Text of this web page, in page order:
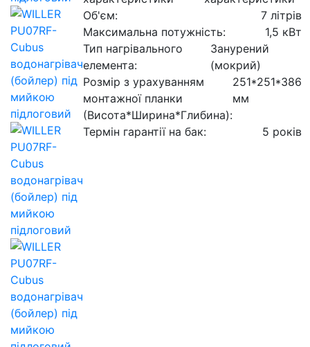
Об'єм:
7 літрів
Максимальна потужність:
1,5 кВт
Тип нагрівального
елемента:
Занурений
(мокрий)
Розмір з урахуванням
монтажної планки
(Висота*Ширина*Глибина):
251*251*386
мм
Термін гарантії на бак: 5 років